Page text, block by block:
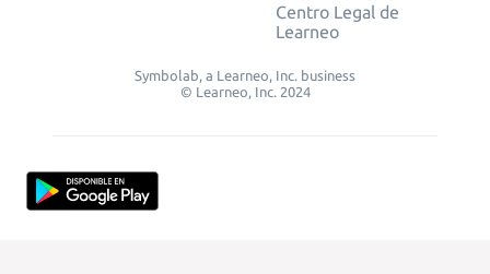
Centro Legal de
Learneo
Symbolab, a Learneo, Inc. business
© Learneo, Inc. 2024